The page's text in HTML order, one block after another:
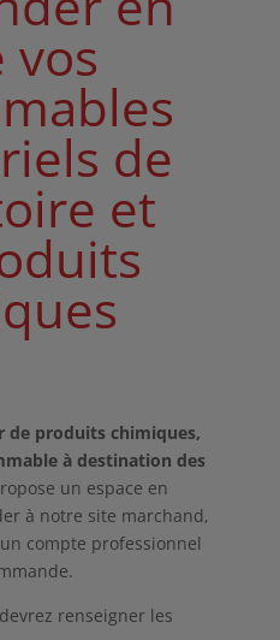
vos
de
et
de produits chimiques,
à destination des
un espace en
à notre site marchand,
compte professionnel
renseigner les